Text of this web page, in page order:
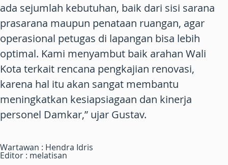
ada sejumlah kebutuhan, baik dari sisi sarana
prasarana maupun penataan ruangan, agar
operasional petugas di lapangan bisa lebih
optimal. Kami menyambut baik arahan Wali
Kota terkait rencana pengkajian renovasi,
karena hal itu akan sangat membantu
meningkatkan kesiapsiagaan dan kinerja
personel Damkar,” ujar Gustav.
Wartawan : Hendra Idris
Editor : melatisan